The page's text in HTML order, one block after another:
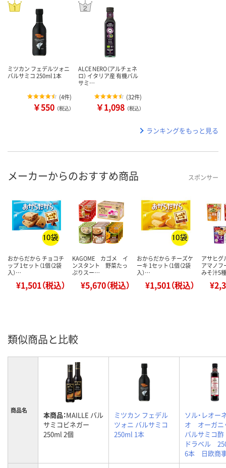
ミツカン フェデルツォニ
バルサミコ 250ml 1本
(4件)
￥550 （税込）
ALCE NERO（アルチェネ
ロ） イタリア産 有機バル
サミ…
(32件)
￥1,098 （税込）
ランキングをもっと見る
メーカーからのおすすめ商品 スポンサー
おからだから チョコチ
ップ 1セット（1個（2袋
入）…
¥1,501（税込）
KAGOME カゴメ イ
ンスタント 野菜たっ
ぷりスー…
¥5,670（税込）
おからだから チーズケ
ーキ 1セット（1個（2袋
入）…
¥1,501（税込）
アサヒ
アマノフ
みそ汁5
類似商品と比較
商品名 本商品：MAILLE バル
サミコビネガー
250ml 2個
ミツカン フェデル
ツォニ バルサミコ
250ml 1本
ソル・レオー
オ オーガニ
バルサミコ
ドラベル
6本 日欧商